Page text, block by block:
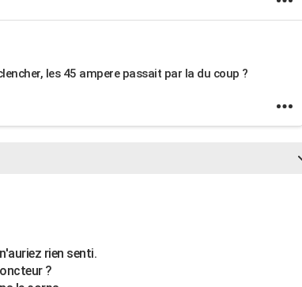
les 45 ampere passait par la du coup ?
rien senti.
?